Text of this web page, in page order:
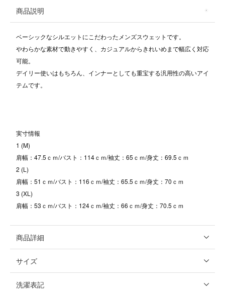
商品説明
ベーシックなシルエットにこだわったメンズスウェットです。
やわらかな素材で動きやすく、カジュアルからきれいめまで幅広く対応
可能。
デイリー使いはもちろん、インナーとしても重宝する汎用性の高いアイ
テムです。
実寸情報
1 (M)
肩幅：47.5ｃｍ/バスト：114ｃｍ/袖丈：65ｃｍ/身丈：69.5ｃｍ
2 (L)
肩幅：51ｃｍ/バスト：116ｃｍ/袖丈：65.5ｃｍ/身丈：70ｃｍ
3 (XL)
肩幅：53ｃｍ/バスト：124ｃｍ/袖丈：66ｃｍ/身丈：70.5ｃｍ
商品詳細
サイズ
洗濯表記